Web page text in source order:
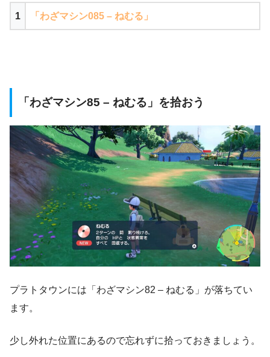
1 「わざマシン085 – ねむる」
「わざマシン85 – ねむる」を拾おう
プラトタウンには「わざマシン82 – ねむる」が落ちてい
ます。
少し外れた位置にあるので忘れずに拾っておきましょう。